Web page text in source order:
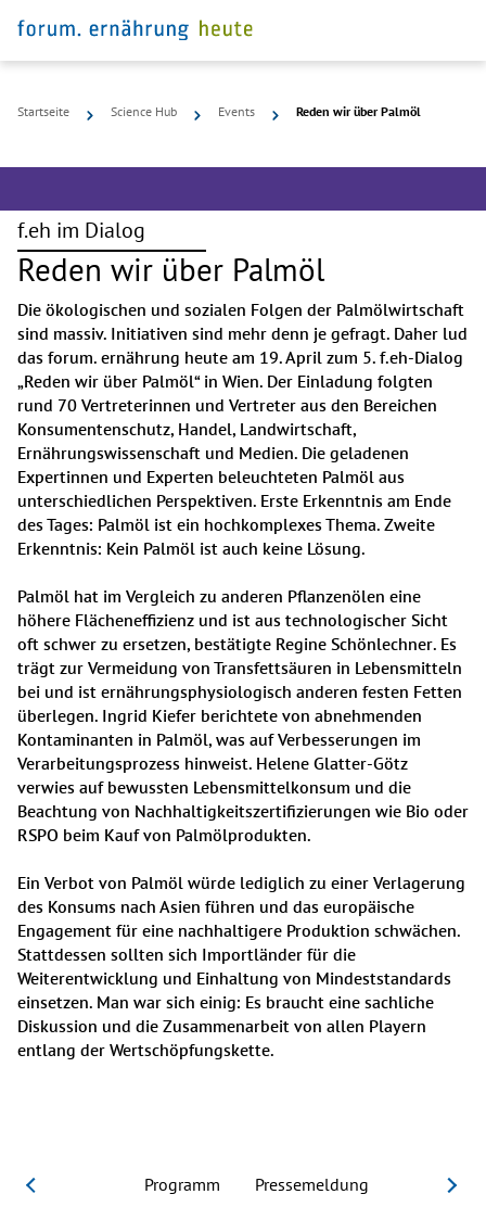
Startseite Science Hub Events Reden wir über Palmöl
f.eh im Dialog
Reden wir über Palmöl
Die ökologischen und sozialen Folgen der Palmölwirtschaft
sind massiv. Initiativen sind mehr denn je gefragt. Daher lud
das forum. ernährung heute am 19. April zum 5. f.eh-Dialog
„Reden wir über Palmöl“ in Wien. Der Einladung folgten
rund 70 Vertreterinnen und Vertreter aus den Bereichen
Konsumentenschutz, Handel, Landwirtschaft,
Ernährungswissenschaft und Medien. Die geladenen
Expertinnen und Experten beleuchteten Palmöl aus
unterschiedlichen Perspektiven. Erste Erkenntnis am Ende
des Tages: Palmöl ist ein hochkomplexes Thema. Zweite
Erkenntnis: Kein Palmöl ist auch keine Lösung.
Palmöl hat im Vergleich zu anderen Pflanzenölen eine
höhere Flächeneffizienz und ist aus technologischer Sicht
oft schwer zu ersetzen, bestätigte Regine Schönlechner. Es
trägt zur Vermeidung von Transfettsäuren in Lebensmitteln
bei und ist ernährungsphysiologisch anderen festen Fetten
überlegen. Ingrid Kiefer berichtete von abnehmenden
Kontaminanten in Palmöl, was auf Verbesserungen im
Verarbeitungsprozess hinweist. Helene Glatter-Götz
verwies auf bewussten Lebensmittelkonsum und die
Beachtung von Nachhaltigkeitszertifizierungen wie Bio oder
RSPO beim Kauf von Palmölprodukten.
Ein Verbot von Palmöl würde lediglich zu einer Verlagerung
des Konsums nach Asien führen und das europäische
Engagement für eine nachhaltigere Produktion schwächen.
Stattdessen sollten sich Importländer für die
Weiterentwicklung und Einhaltung von Mindeststandards
einsetzen. Man war sich einig: Es braucht eine sachliche
Diskussion und die Zusammenarbeit von allen Playern
Programm Pressemeldung